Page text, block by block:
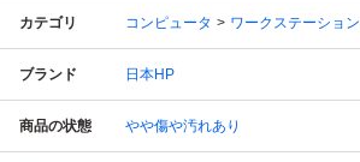
カテゴリ コンピュータ ワークステーション
ブランド 日本HP
商品の状態 やや傷や汚れあり